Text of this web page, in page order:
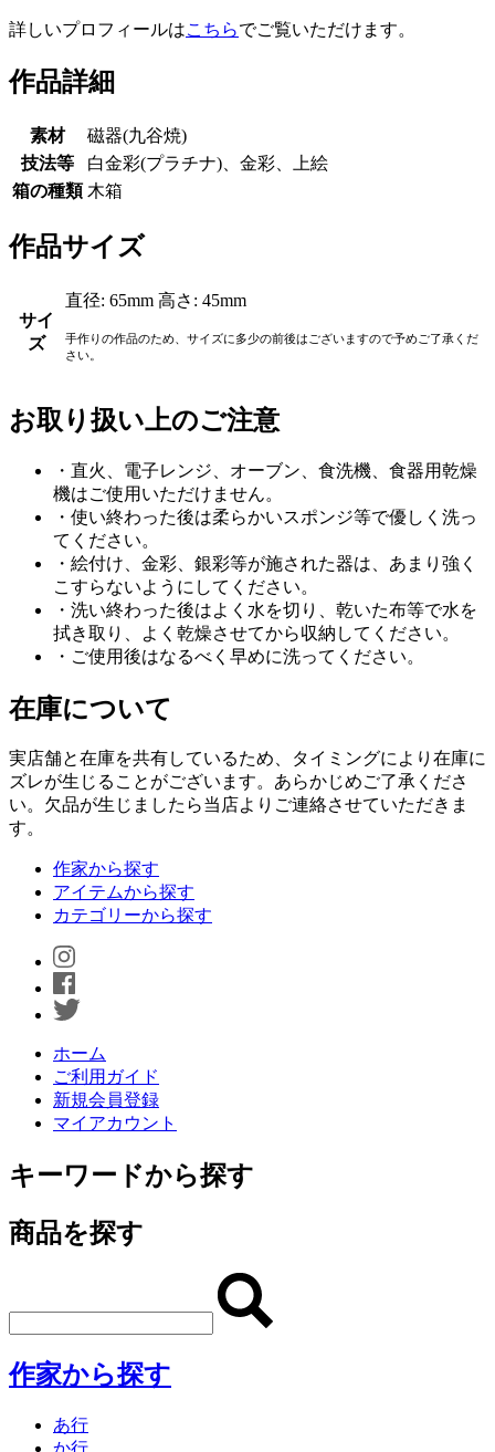
詳しいプロフィールはこちらでご覧いただけます。
作品詳細
素材
磁器(九谷焼)
技法等
白金彩(プラチナ)、金彩、上絵
箱の種類 木箱
作品サイズ
サイ
ズ
直径: 65mm 高さ: 45mm
手作りの作品のため、サイズに多少の前後はございますので予めご了承くだ
さい。
お取り扱い上のご注意
・直火、電子レンジ、オーブン、食洗機、食器用乾燥
機はご使用いただけません。
・使い終わった後は柔らかいスポンジ等で優しく洗っ
てください。
・絵付け、金彩、銀彩等が施された器は、あまり強く
こすらないようにしてください。
・洗い終わった後はよく水を切り、乾いた布等で水を
拭き取り、よく乾燥させてから収納してください。
・ご使用後はなるべく早めに洗ってください。
在庫について
実店舗と在庫を共有しているため、タイミングにより在庫に
ズレが生じることがございます。あらかじめご了承くださ
い。欠品が生じましたら当店よりご連絡させていただきま
す。
作家から探す
アイテムから探す
カテゴリーから探す
ホーム
ご利用ガイド
新規会員登録
マイアカウント
キーワードから探す
商品を探す
作家から探す
あ行
か行